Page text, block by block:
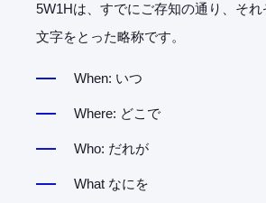
5W1Hは、すでにご存知の通り、そ
文字をとった略称です。
When: いつ
Where: どこで
Who: だれが
What なにを